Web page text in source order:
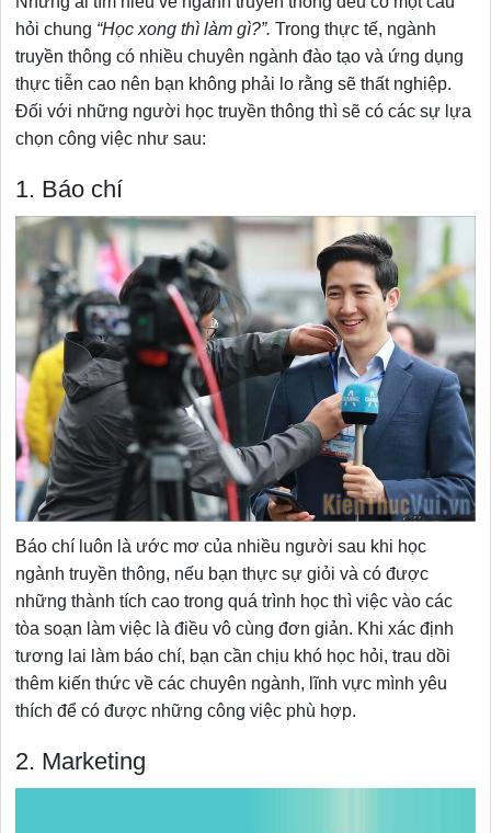
hỏi chung “Học xong thì làm gì?”. Trong thực tế, ngành
truyền thông có nhiều chuyên ngành đào tạo và ứng dụng
thực tiễn cao nên bạn không phải lo rằng sẽ thất nghiệp.
Đối với những người học truyền thông thì sẽ có các sự lựa
chọn công việc như sau:
1. Báo chí
Báo chí luôn là ước mơ của nhiều người sau khi học
ngành truyền thông, nếu bạn thực sự giỏi và có được
những thành tích cao trong quá trình học thì việc vào các
tòa soạn làm việc là điều vô cùng đơn giản. Khi xác định
tương lai làm báo chí, bạn cần chịu khó học hỏi, trau dồi
thêm kiến thức về các chuyên ngành, lĩnh vực mình yêu
thích để có được những công việc phù hợp.
2. Marketing